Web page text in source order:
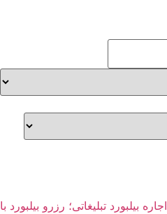
اجاره بیلبورد تبلیغاتی؛ رزرو بیلبورد با